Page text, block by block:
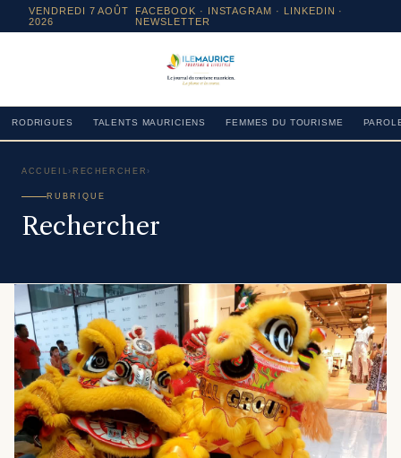
VENDREDI 7 AOÛT
2026
FACEBOOK · INSTAGRAM · LINKEDIN ·
NEWSLETTER
RODRIGUES TALENTS MAURICIENS FEMMES DU TOURISME
ACCUEIL › RECHERCHER ›
RUBRIQUE
Rechercher